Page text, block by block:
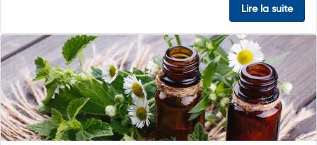
Lire la suite